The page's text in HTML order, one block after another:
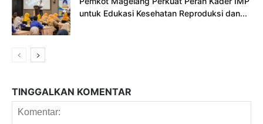
untuk Edukasi Kesehatan Reproduksi dan...
TINGGALKAN KOMENTAR